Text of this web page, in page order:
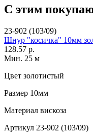
С этим
23-902 (103/09)
Шнур "косичка" 10мм
128.57 р.
Мин. 25 м
Цвет золотистый
Размер 10мм
Материал вискоза
Артикул 23-902 (103/09)